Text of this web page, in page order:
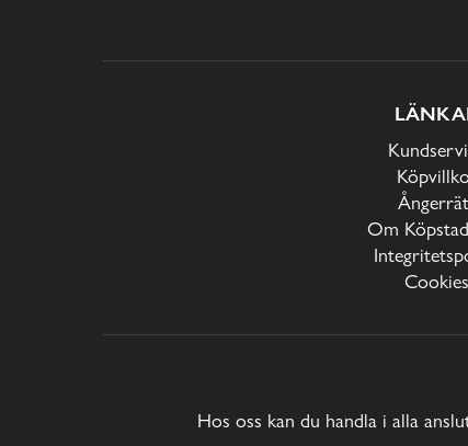
Om
Cookies
Hos oss kan du handla i alla